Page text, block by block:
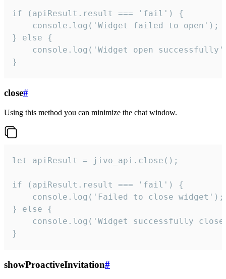
if (apiResult.result === 'fail') {
    console.log('Widget failed to open');
} else {
console.log('Widget open
}
close#
Using this method you can minimize the chat window.
let apiResult = jivo_api.close();
if (apiResult.result === 'fail') {
    console.log('Failed to close widget');
} else {
console.log('Widget successfully
}
showProactiveInvitation#